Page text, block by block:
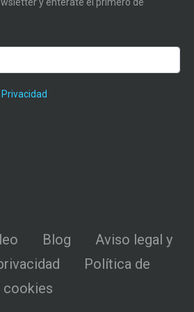
y entérate el primero de
Blog
Aviso legal y
Política de
cookies